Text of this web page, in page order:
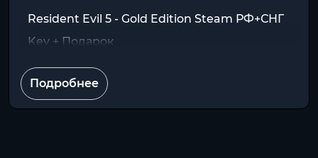
Resident Evil 5 - Gold Edition Steam РФ+СНГ
Key + Подарок
Подробнее